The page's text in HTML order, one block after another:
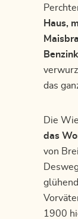
Haus,
das
Die
das
von
1900